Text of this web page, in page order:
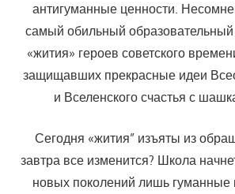
антигуманные ценности.
самый обиль­ный
«жития» героев советского
защищавших прекрасные идеи
и Вселенского счастья с
Сегодня «жития” изъяты из
завтра все изменится? Школа
новых поколений лишь гуманные